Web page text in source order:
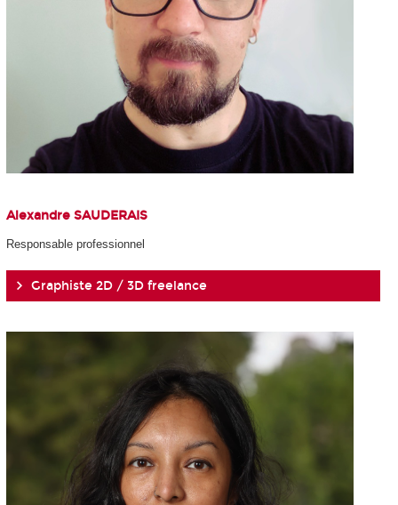
Alexandre SAUDERAIS
Responsable professionnel
Graphiste 2D / 3D freelance